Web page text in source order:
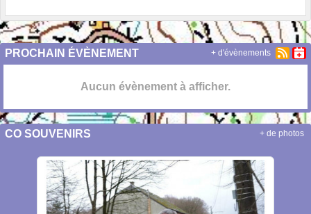
PROCHAIN ÉVÈNEMENT
Aucun évènement à afficher.
+ d'évènements
CO SOUVENIRS + de photos